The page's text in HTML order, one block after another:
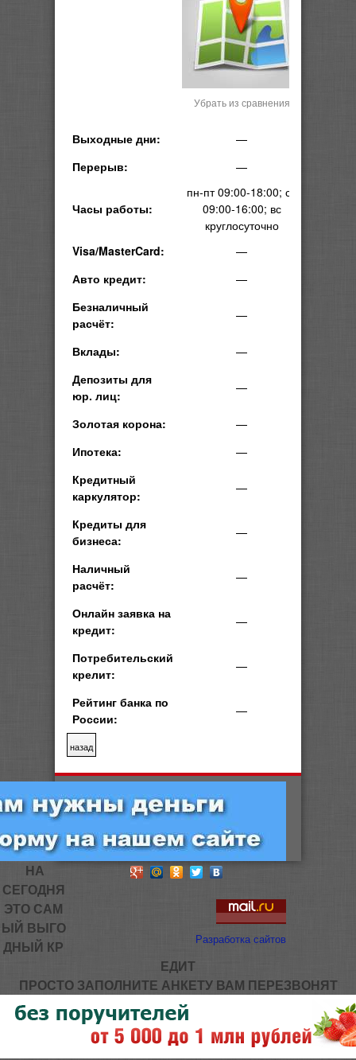
Убрать из сравнения
Выходные дни:
—
Перерыв:
—
Часы работы:
пн-пт 09:00-18:00; сб
09:00-16:00; вс
круглосуточно
Visa/MasterCard:
—
Авто кредит:
—
Безналичный
расчёт:
—
Вклады:
—
Депозиты для
юр. лиц:
—
Золотая корона:
—
Ипотека:
—
Кредитный
каркулятор:
—
Кредиты для
бизнеса:
—
Наличный
расчёт:
—
Онлайн заявка на
кредит:
—
Потребительский
крелит:
—
Рейтинг банка по
России:
—
Разработка сайтов
НА
СЕГОДНЯ
ЭТО САМ
ЫЙ ВЫГО
ДНЫЙ КР
ЕДИТ
ПРОСТО ЗАПОЛНИТЕ АНКЕТУ ВАМ ПЕРЕЗВОНЯТ